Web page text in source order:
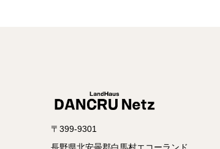
〒399-9301
長野県北安曇郡白馬村エコーランド